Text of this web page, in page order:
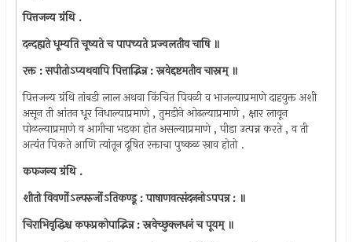
पित्तजन्य ग्रंथि .
दन्दह्यते धूम्यति चूष्यते च पापच्यते प्रज्वलतीव चाषि ॥
रक्त : सपीतोऽप्यथवापि पित्ताद्भिन्न : स्नवेद्दष्टमतीव चास्नम्‌ ॥
पित्तजन्य ग्रंथि तांबडी लाल अथवा किंचित पिवळी व भाजल्याप्रमाणे दाहयुक्त अशी
असून ती आंतन धूर निधाल्याप्रमाणे , तुमडीने ओढल्याप्रमाणे , क्षार लावून
पोळल्याप्रमाणे व आगीचा भडका होत असल्याप्रमाणे , पीडा उत्पन्न करते , व ती
अत्यंत पिकते आणि त्यांतून दूषित रक्ताचा पुष्कळ स्राव होतो .
कफजन्य ग्रंथि .
शीतो विवर्णोऽल्परुर्जोऽतिकण्डू : पाषाणवत्संदननोऽपपन्न : ॥
चिराभिवृद्धिश्च कफप्रकोपाद्भिन्न : स्नवेच्छुक्लधनं च पूयम्‌ ॥